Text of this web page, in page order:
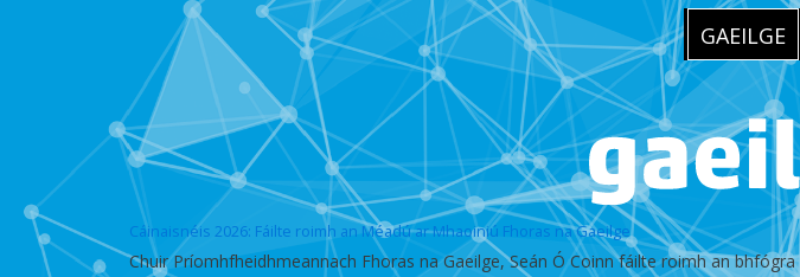
GAEILGE
Cáinaisnéis 2026: Fáilte roimh an Méadú ar Mhaoiniú Fhoras na Gaeilge
Chuir Príomhfheidhmeannach Fhoras na Gaeilge, Seán Ó Coinn fáilte roimh an